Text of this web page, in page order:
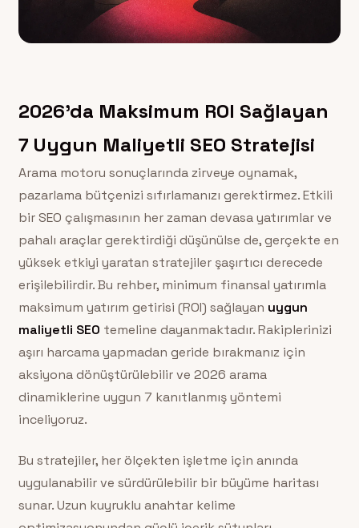
2026’da Maksimum ROI Sağlayan
7 Uygun Maliyetli SEO Stratejisi
Arama motoru sonuçlarında zirveye oynamak,
pazarlama bütçenizi sıfırlamanızı gerektirmez. Etkili
bir SEO çalışmasının her zaman devasa yatırımlar ve
pahalı araçlar gerektirdiği düşünülse de, gerçekte en
yüksek etkiyi yaratan stratejiler şaşırtıcı derecede
erişilebilirdir. Bu rehber, minimum finansal yatırımla
maksimum yatırım getirisi (ROI) sağlayan uygun
maliyetli SEO temeline dayanmaktadır. Rakiplerinizi
aşırı harcama yapmadan geride bırakmanız için
aksiyona dönüştürülebilir ve 2026 arama
dinamiklerine uygun 7 kanıtlanmış yöntemi
inceliyoruz.
Bu stratejiler, her ölçekten işletme için anında
uygulanabilir ve sürdürülebilir bir büyüme haritası
sunar. Uzun kuyruklu anahtar kelime